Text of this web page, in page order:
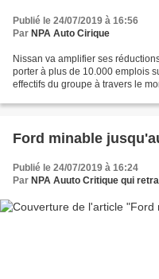
Publié le 24/07/2019 à 16:56
Par NPA Auto Cirique
Nissan va amplifier ses
porter à plus de 10.000 emplois
effectifs du groupe à travers le
Ford minable
Publié le 24/07/2019 à 16:24
Par NPA Auuto Critique qui